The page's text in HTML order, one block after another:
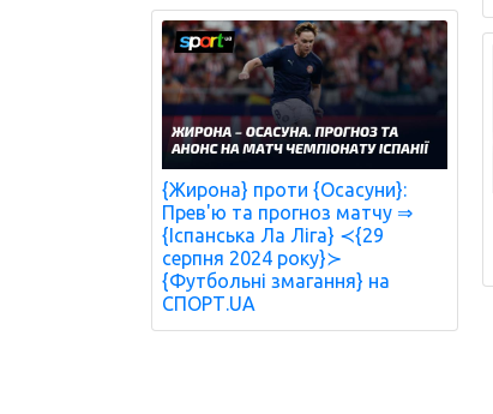
{Жирона} проти {Осасуни}:
Прев'ю та прогноз матчу ⇒
{Іспанська Ла Ліга} ≺{29
серпня 2024 року}≻
{Футбольні змагання} на
СПОРТ.UA